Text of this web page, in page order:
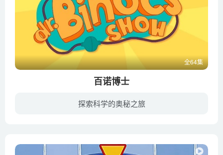
全64集
百诺博士
探索科学的奥秘之旅